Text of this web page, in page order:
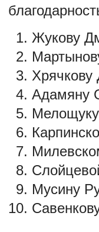
Жукову
Хрячкову
Адамяну
Мусину